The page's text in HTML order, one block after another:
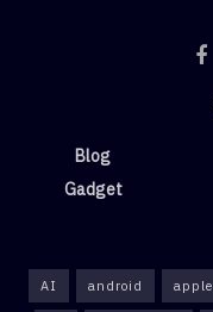
Blog
Gadget
AI android apple